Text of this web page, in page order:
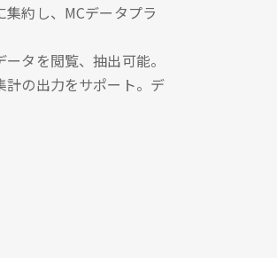
約し、MCデータプラ
タを閲覧、抽出可能。
計の出力をサポート。デ